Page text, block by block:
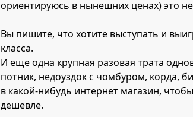
ориентируюсь в нынешних ценах) это
Вы пишите, что хотите выступать и
класса.
И еще одна крупная разовая трата
потник, недоуздок с чомбуром, корда,
в какой-нибудь интернет магазин,
дешевле.